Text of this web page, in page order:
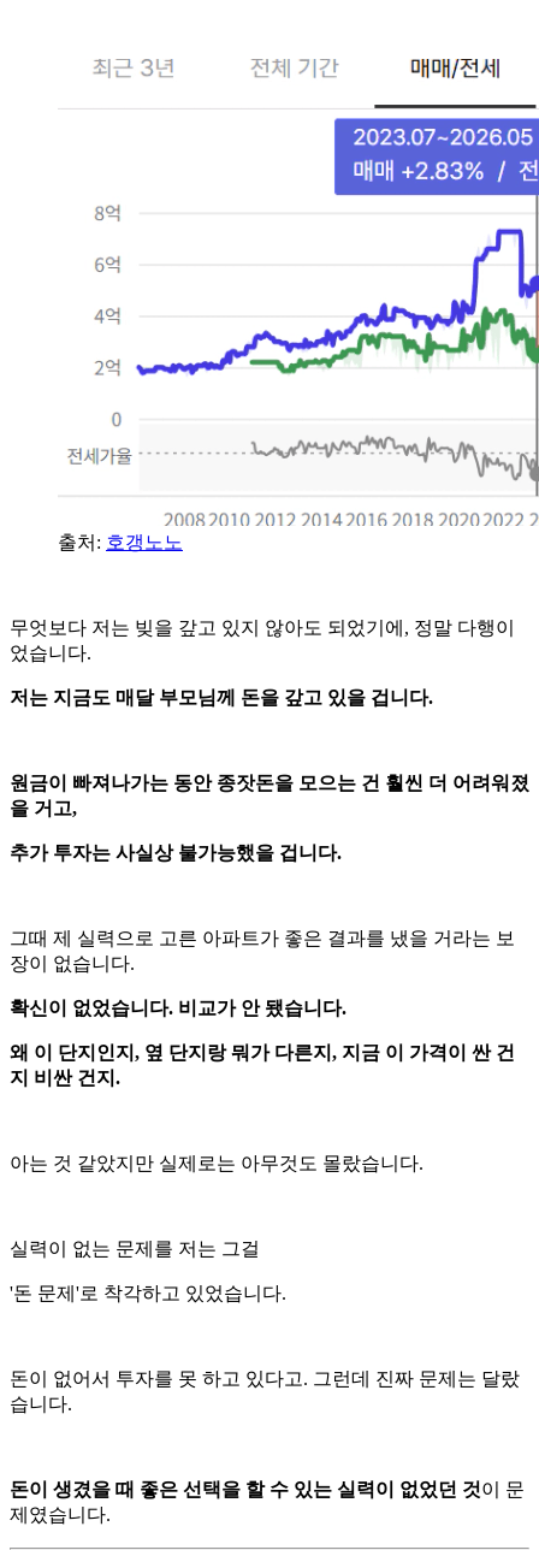
출처: 호갱노노
무엇보다 저는 빚을 갚고 있지 않아도 되었기에, 정말 다행이
었습니다.
저는 지금도 매달 부모님께 돈을 갚고 있을 겁니다.
원금이 빠져나가는 동안 종잣돈을 모으는 건 훨씬 더 어려워졌
을 거고,
추가 투자는 사실상 불가능했을 겁니다.
그때 제 실력으로 고른 아파트가 좋은 결과를 냈을 거라는 보
장이 없습니다.
확신이 없었습니다. 비교가 안 됐습니다.
왜 이 단지인지, 옆 단지랑 뭐가 다른지, 지금 이 가격이 싼 건
지 비싼 건지.
아는 것 같았지만 실제로는 아무것도 몰랐습니다.
실력이 없는 문제를 저는 그걸
'돈 문제'로 착각하고 있었습니다.
돈이 없어서 투자를 못 하고 있다고. 그런데 진짜 문제는 달랐
습니다.
돈이 생겼을 때 좋은 선택을 할 수 있는 실력이 없었던 것이 문
제였습니다.